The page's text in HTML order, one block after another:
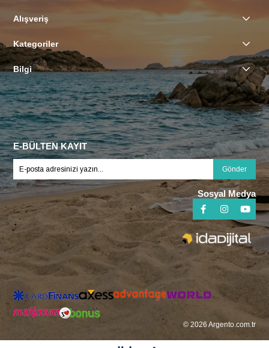
Alışveriş
Kategoriler
Bilgi
E-BÜLTEN KAYIT
Gönder
Sosyal Medya
© 2026 Argento.com.tr